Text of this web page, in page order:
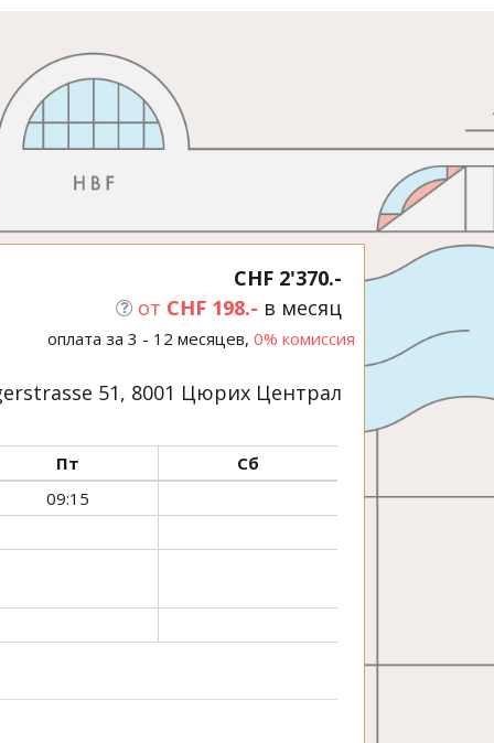
CHF 2'370.-
от CHF 198.- в месяц
оплата за 3 - 12 месяцев, 0% комиссия
51, 8001 Цюрих Централ
Пт
Сб
09:15